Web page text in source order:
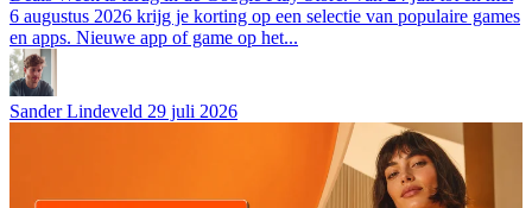
6 augustus 2026 krijg je korting op een selectie van populaire games
en apps. Nieuwe app of game op het...
Sander Lindeveld 29 juli 2026